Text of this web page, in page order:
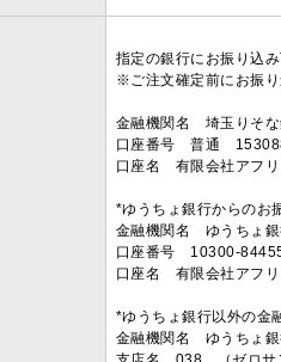
指定の銀行にお振り込
※ご注文確定前にお振
金融機関名 埼玉りそ
口座番号 普通
口座名 有限会社アフ
*ゆうちょ銀行からのお
金融機関名 ゆうちょ
口座番号 10300-
口座名 有限会社アフ
*ゆうちょ銀行以外の金
金融機関名 ゆうちょ